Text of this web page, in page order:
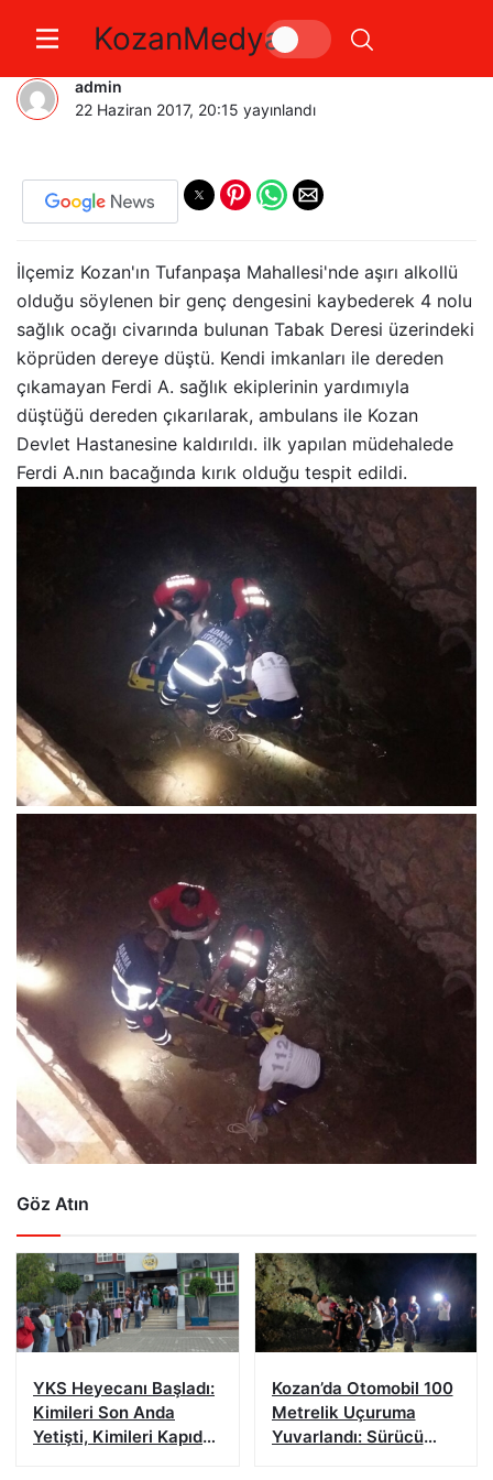
KozanMedya
Köprüden Düşen Genç Yaralandı
admin
22 Haziran 2017, 20:15 yayınlandı
İlçemiz Kozan'ın Tufanpaşa Mahallesi'nde aşırı alkollü
olduğu söylenen bir genç dengesini kaybederek 4 nolu
sağlık ocağı civarında bulunan Tabak Deresi üzerindeki
köprüden dereye düştü. Kendi imkanları ile dereden
çıkamayan Ferdi A. sağlık ekiplerinin yardımıyla
düştüğü dereden çıkarılarak, ambulans ile Kozan
Devlet Hastanesine kaldırıldı. ilk yapılan müdehalede
Ferdi A.nın bacağında kırık olduğu tespit edildi.
Göz Atın
YKS Heyecanı Başladı:
Kimileri Son Anda
Yetişti, Kimileri Kapıda
Kozan’da Otomobil 100
Metrelik Uçuruma
Yuvarlandı: Sürücü